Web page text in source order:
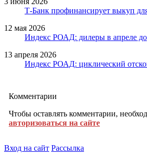
Т-Банк профинансирует выкуп
12 мая 2026
Индекс РОАД: дилеры в апреле
13 апреля 2026
Индекс РОАД: циклический
Комментарии
Чтобы оставлять комментарии,
авторизоваться на сайте
Вход на сайт Рассылка